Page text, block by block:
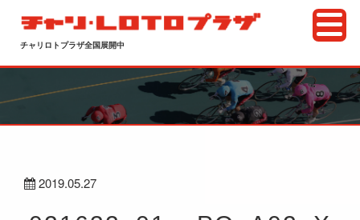
チャリロトプラザ全国展開中
2019.05.27